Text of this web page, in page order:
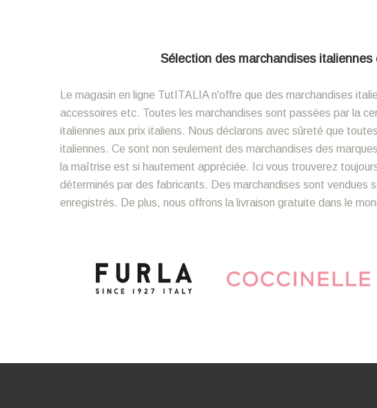
Sélection des marchandises
Le magasin en ligne TutITALIA n'offre que des marchandises
accessoires etc. Toutes les marchandises sont passées par la
italiennes aux prix italiens. Nous déclarons avec sûreté que
italiennes. Ce sont non seulement des marchandises des
la maîtrise est si hautement appréciée. Ici vous trouverez
déterminés par des fabricants. Des marchandises sont vendues
enregistrés. De plus, nous offrons la livraison gratuite dans le